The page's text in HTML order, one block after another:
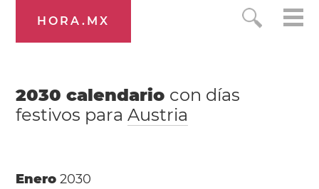
HORA.MX
2030 calendario con días
festivos paraAustria
Enero2030